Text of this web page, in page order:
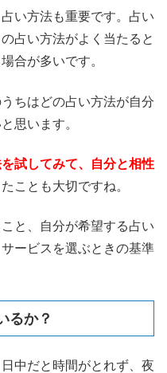
い方法も重要です。占い
占い方法がよく当たると
合が多いです。
ちはどの占い方法が自分
思います。
試してみて、自分と相性
ことも大切ですね。
と、自分が希望する占い
ービスを選ぶときの基準
るか？
中だと時間がとれず、夜